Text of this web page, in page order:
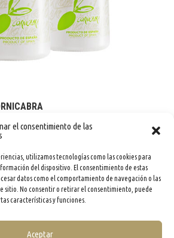
el consentimiento de las
utilizamos tecnologías como las cookies para
del dispositivo. El consentimiento de estas
datos como el comportamiento de navegación o las
sitio. No consentir o retirar el consentimiento, puede
características y funciones.
Aceptar
2026